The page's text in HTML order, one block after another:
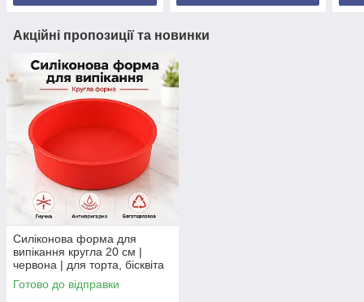
Акційні пропозиції та новинки
Силіконова форма для
випікання кругла 20 см |
червона | для торта, бісквіта
та пирога
Готово до відправки